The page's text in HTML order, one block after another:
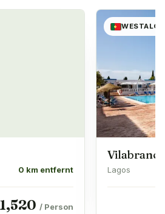
0 km entfernt
1,520 / Person
Vilabranca
Lagos